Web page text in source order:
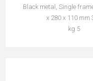
Black metal, Single
5 kg